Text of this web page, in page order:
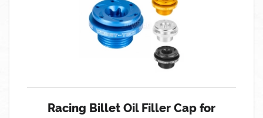
Racing Billet Oil Filler Cap for